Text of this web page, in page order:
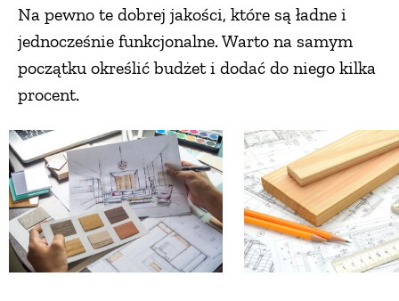
Na pewno te dobrej jakości, które są ładne i
jednocześnie funkcjonalne. Warto na samym
początku określić budżet i dodać do niego kilka
procent.